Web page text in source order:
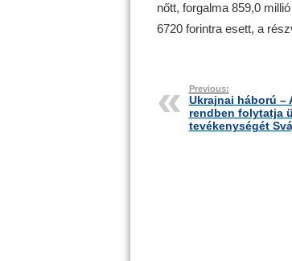
nőtt, forgalma 859,0
6720 forintra esett, a
Previous:
Ukrajnai háború –
rendben folytatja
tevékenységét